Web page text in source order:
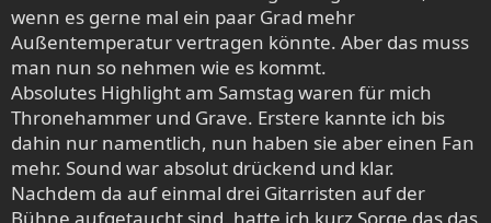
wenn es gerne mal ein paar Grad mehr
Außentemperatur vertragen könnte. Aber das muss
man nun so nehmen wie es kommt.
Absolutes Highlight am Samstag waren für mich
Thronehammer und Grave. Erstere kannte ich bis
dahin nur namentlich, nun haben sie aber einen Fan
mehr. Sound war absolut drückend und klar.
Nachdem da auf einmal drei Gitarristen auf der
Bühne aufgetaucht sind, hatte ich kurz Sorge das das